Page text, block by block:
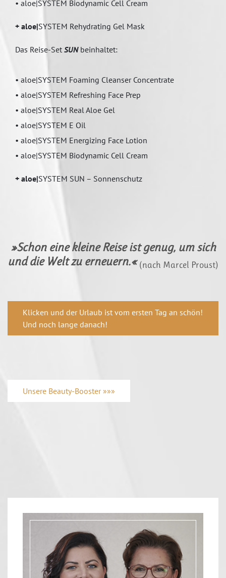
• aloe|SYSTEM Biodynamic Cell Cream
+ aloe|SYSTEM Rehydrating Gel Mask
Das Reise-Set SUN beinhaltet:
• aloe|SYSTEM Foaming Cleanser Concentrate
• aloe|SYSTEM Refreshing Face Prep
• aloe|SYSTEM Real Aloe Gel
• aloe|SYSTEM E Oil
• aloe|SYSTEM Energizing Face Lotion
• aloe|SYSTEM Biodynamic Cell Cream
+ aloe|SYSTEM SUN – Sonnenschutz
»Schon eine kleine Reise ist genug, um sich
und die Welt zu erneuern.« (nach Marcel Proust)
Klicken und der Urlaub ist vom ersten Tag an schön!
Und noch lange danach!
Unsere Beauty-Booster »»»